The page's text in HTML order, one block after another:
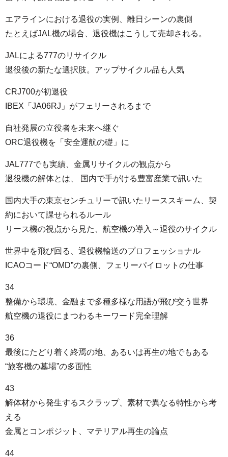
エアラインにおける退役の実例、離日シーンの裏側
たとえばJAL機の場合、退役機はこうして売却される。
JALによる777のリサイクル
退役後の新たな選択肢。アップサイクル品も人気
CRJ700が初退役
IBEX「JA06RJ」がフェリーされるまで
自社発展の立役者を未来へ継ぐ
ORC退役機を「安全運航の礎」に
JAL777でも実績、金属リサイクルの観点から
退役機の解体とは、 国内で手がける豊富産業で訊いた
国内大手の東京センチュリーで訊いたリーススキーム、契
約において課せられるルール
リース機の視点から見た、航空機の導入～退役のサイクル
世界中を飛び回る、退役機輸送のプロフェッショナル
ICAOコード“OMD”の裏側、フェリーパイロットの仕事
34
整備から環境、金融まで多種多様な用語が飛び交う世界
航空機の退役にまつわるキーワード完全理解
36
最後にたどり着く終焉の地、あるいは再生の地でもある
“旅客機の墓場”の多面性
43
解体材から発生するスクラップ、素材で異なる特性から考
える
金属とコンポジット、マテリアル再生の論点
44